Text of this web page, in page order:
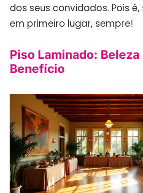
dos seus convidados. Pois
em primeiro lugar, sempre!
Piso Laminado:
Benefício